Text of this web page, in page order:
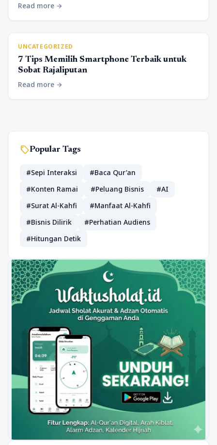
Read more arrow_forward
UNCATEGORIZED
7 Tips Memilih Smartphone Terbaik untuk
Sobat Rajaliputan
Read more arrow_forward
sellPopular Tags
#Sepi Interaksi
#Baca Qur’an
#Konten Ramai
#Peluang Bisnis
#AI
#Surat Al-Kahfi
#Manfaat Al-Kahfi
#Bisnis Dilirik
#Perhatian Audiens
#Hitungan Detik